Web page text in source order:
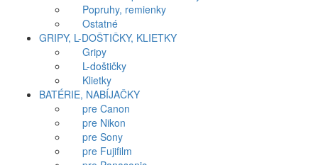
Popruhy, remienky
Ostatné
GRIPY, L-DOŠTIČKY, KLIETKY
Gripy
L-doštičky
Klietky
BATÉRIE, NABÍJAČKY
pre Canon
pre Nikon
pre Sony
pre Fujifilm